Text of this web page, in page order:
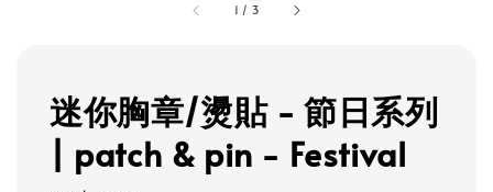
1 / 3
迷你胸章/燙貼 - 節日系列
| patch & pin - Festival